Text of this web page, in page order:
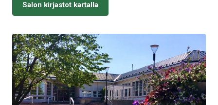
Salon kirjastot kartalla